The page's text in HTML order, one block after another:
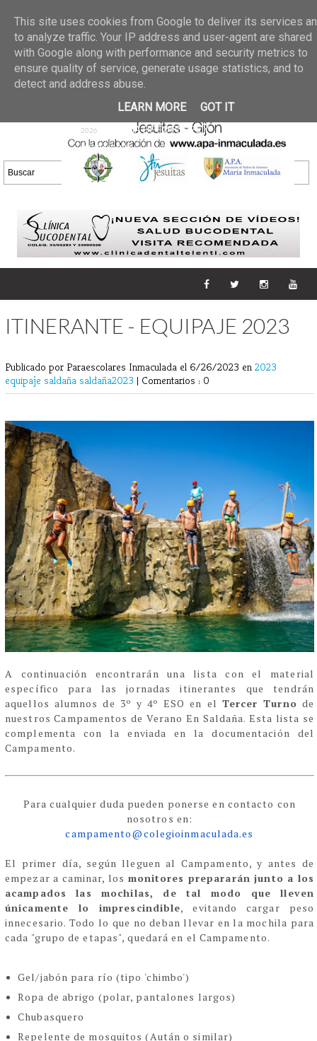
02 jun 2026
GALERIA DE FOTOS
30/05/2026
25 may 2026
GALERIA
DE FOTOS 23/05/2026
20 may
2026
GALERIA DE FOTOS
16/05/2026
DE FOTOS 09/05/2026
28 abr
2026
GALERIA DE FOTOS 25 Y
26/04/2026
ITINERANTE - EQUIPAJE 2023
Publicado por Paraescolares Inmaculada el 6/26/2023 en 2023
equipaje saldaña saldaña2023 | Comentarios : 0
A continuación encontrarán una lista con el material
específico para las jornadas itinerantes que tendrán
aquellos alumnos de 3º y 4º ESO en el Tercer Turno de
nuestros Campamentos de Verano En Saldaña. Esta lista se
complementa con laenviada en la documentación del
Campamento.
Para cualquier duda pueden ponerse en contacto con
nosotros en:
campamento@colegioinmaculada.es
El primer día, según lleguen al Campamento, y antes de
empezar a caminar, los monitores prepararán junto a los
acampados las mochilas, de tal modo que lleven
únicamente lo imprescindible, evitando cargar peso
innecesario. Todo lo que no deban llevar en la mochila para
cada "grupo de etapas", quedará en el Campamento.
Gel/jabón para río (tipo 'chimbo')
Ropa de abrigo (polar, pantalones largos)
Chubasquero
Repelente de mosquitos (Aután o similar)
This site uses cookies from Google to deliver its services
to analyze traffic. Your IP address and user-agent are shared
with Google along with performance and security metrics to
ensure quality of service, generate usage statistics, and to
detect and address abuse.
LEARN MORE
GOT IT